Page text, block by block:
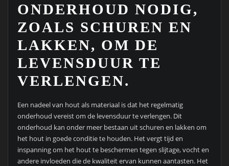
ONDERHOUD NODIG,
ZOALS SCHUREN EN
LAKKEN, OM DE
LEVENSDUUR TE
VERLENGEN.
Een nadeel van hout als materiaal is dat het regelmatig
onderhoud vereist om de levensduur te verlengen. Dit
onderhoud kan onder meer bestaan uit schuren en lakken om
het hout in goede conditie te houden. Het vergt tijd en
inspanning om het hout te beschermen tegen slijtage, vocht en
andere invloeden die de kwaliteit ervan kunnen aantasten. Het